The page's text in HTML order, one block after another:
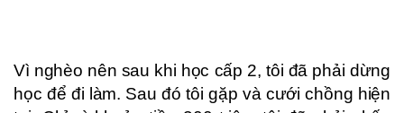
Vì nghèo nên sau khi học cấp 2, tôi đã phải dừng
học để đi làm. Sau đó tôi gặp và cưới chồng hiện